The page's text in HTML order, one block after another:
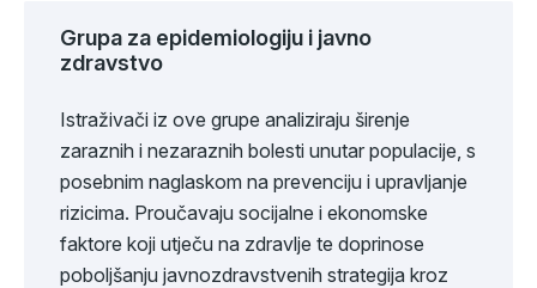
Grupa za epidemiologiju i javno
zdravstvo
Istraživači iz ove grupe analiziraju širenje
zaraznih i nezaraznih bolesti unutar populacije, s
posebnim naglaskom na prevenciju i upravljanje
rizicima. Proučavaju socijalne i ekonomske
faktore koji utječu na zdravlje te doprinose
poboljšanju javnozdravstvenih strategija kroz